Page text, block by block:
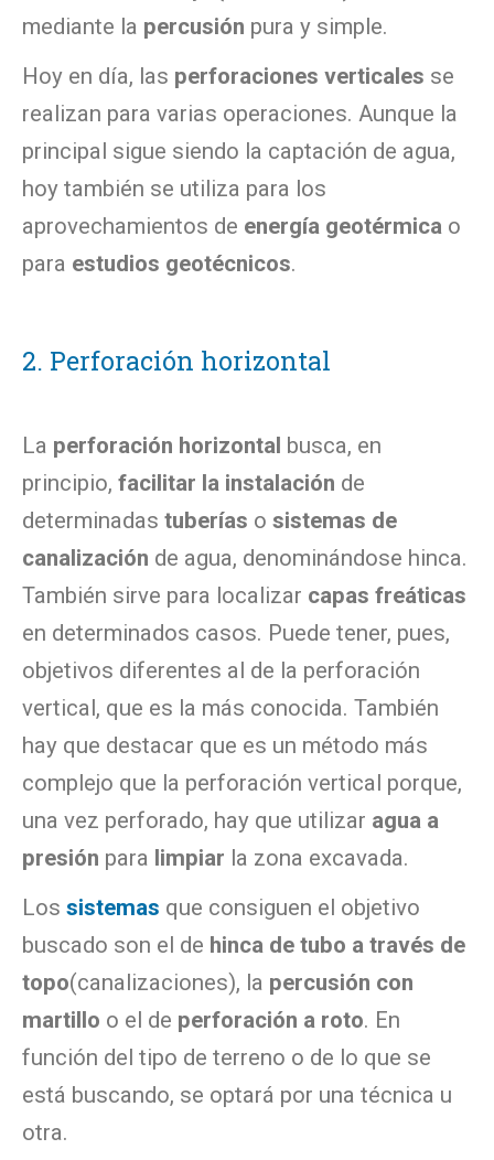
mediante la percusión pura y simple.
Hoy en día, las perforaciones verticales se
realizan para varias operaciones. Aunque la
principal sigue siendo la captación de agua,
hoy también se utiliza para los
aprovechamientos de energía geotérmica o
para estudios geotécnicos.
2. Perforación horizontal
La perforación horizontal busca, en
principio, facilitar la instalación de
determinadas tuberías o sistemas de
canalización de agua, denominándose hinca.
También sirve para localizar capas freáticas
en determinados casos. Puede tener, pues,
objetivos diferentes al de la perforación
vertical, que es la más conocida. También
hay que destacar que es un método más
complejo que la perforación vertical porque,
una vez perforado, hay que utilizar agua a
presión para limpiar la zona excavada.
Los sistemas que consiguen el objetivo
buscado son el de hinca de tubo a través de
topo(canalizaciones), la percusión con
martillo o el de perforación a roto. En
función del tipo de terreno o de lo que se
está buscando, se optará por una técnica u
otra.